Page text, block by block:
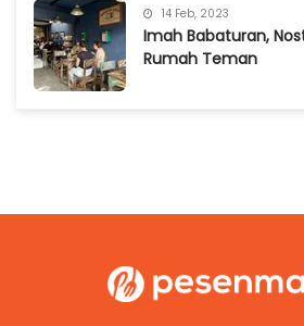
14 Feb, 2023
Imah Babaturan,
Rumah Teman